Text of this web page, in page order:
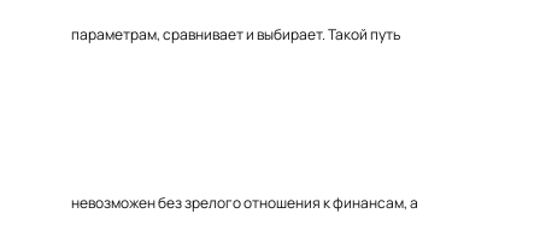
параметрам, сравнивает и выбирает. Такой путь
невозможен без зрелого отношения к финансам, а